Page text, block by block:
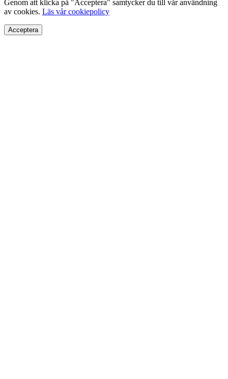
Genom att klicka på "Acceptera" samtycker du till vår användning
av cookies. Läs vår cookiepolicy
Acceptera